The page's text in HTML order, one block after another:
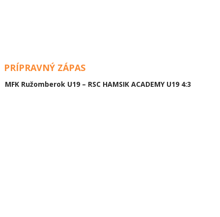
PRÍPRAVNÝ ZÁPAS
MFK Ružomberok U19 – RSC HAMSIK ACADEMY U19 4:3